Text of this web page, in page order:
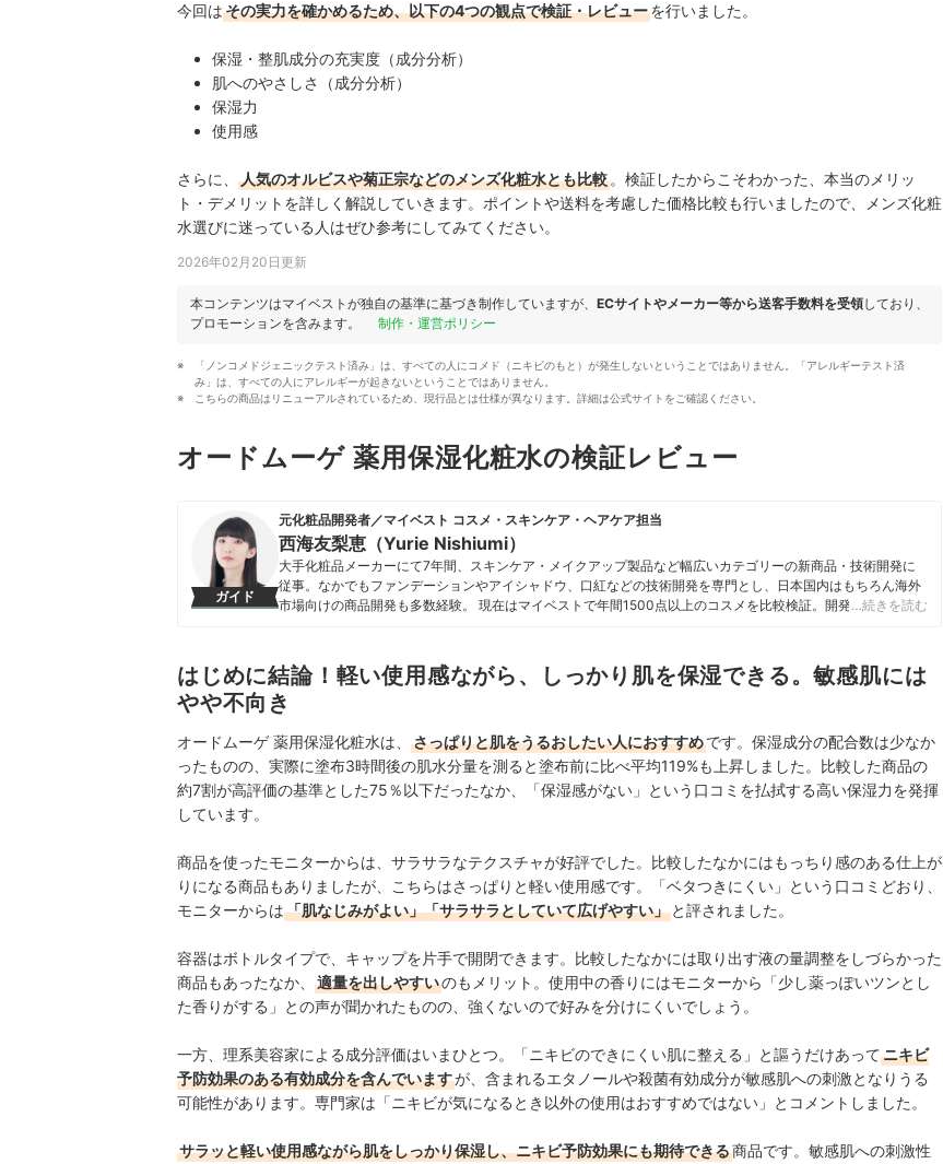
今回はその実力を確かめるため、以下の4つの観点で検証・レビューを行いました。
保湿・整肌成分の充実度（成分分析）
肌へのやさしさ（成分分析）
保湿力
使用感
さらに、 人気のオルビスや菊正宗などのメンズ化粧水とも比較 。検証したからこそわかった、本当のメリッ
ト・デメリットを詳しく解説していきます。ポイントや送料を考慮した価格比較も行いましたので、メンズ化粧
水選びに迷っている人はぜひ参考にしてみてください。
2026年02月20日更新
本コンテンツはマイベストが独自の基準に基づき制作していますが、 ECサイトやメーカー等から送客手数料を受領しており、
プロモーションを含みます。
制作・運営ポリシー
「ノンコメドジェニックテスト済み」は、すべての人にコメド（ニキビのもと）が発生しないということではありません。「アレルギーテスト済
み」は、すべての人にアレルギーが起きないということではありません。
こちらの商品はリニューアルされているため、現行品とは仕様が異なります。詳細は公式サイトをご確認ください。
オードムーゲ 薬用保湿化粧水の検証レビュー
ガイド
元化粧品開発者／マイベスト コスメ・スキンケア・ヘアケア担当
西海友梨恵（Yurie Nishiumi）
大手化粧品メーカーにて7年間、スキンケア・メイクアップ製品など幅広いカテゴリーの新商品・技術開発に
従事。なかでもファンデーションやアイシャドウ、口紅などの技術開発を専門とし、日本国内はもちろん海外
市場向けの商品開発も多数経験。 現在はマイベストで年間1500点以上のコスメを比較検証。開発現場で培っ
西海友梨恵（Yurie Nishiumi）のプロフィール
…続きを読む
はじめに結論！軽い使用感ながら、しっかり肌を保湿できる。敏感肌には
やや不向き
オードムーゲ 薬用保湿化粧水は、 さっぱりと肌をうるおしたい人におすすめです。保湿成分の配合数は少なか
ったものの、実際に塗布3時間後の肌水分量を測ると塗布前に比べ平均119%も上昇しました。比較した商品の
約7割が高評価の基準とした75％以下だったなか、「保湿感がない」という口コミを払拭する高い保湿力を発揮
しています。
商品を使ったモニターからは、サラサラなテクスチャが好評でした。比較したなかにはもっちり感のある仕上が
りになる商品もありましたが、こちらはさっぱりと軽い使用感です。「ベタつきにくい」という口コミどおり、
モニターからは「肌なじみがよい」「サラサラとしていて広げやすい」 と評されました。
容器はボトルタイプで、キャップを片手で開閉できます。比較したなかには取り出す液の量調整をしづらかった
商品もあったなか、
適量を出しやすいのもメリット。使用中の香りにはモニターから「少し薬っぽいツンとし
た香りがする」との声が聞かれたものの、強くないので好みを分けにくいでしょう。
一方、理系美容家による成分評価はいまひとつ。「ニキビのできにくい肌に整える」と謳うだけあってニキビ
予防効果のある有効成分を含んでいますが、含まれるエタノールや殺菌有効成分が敏感肌への刺激となりうる
可能性があります。専門家は「ニキビが気になるとき以外の使用はおすすめではない」とコメントしました。
サラッと軽い使用感ながら肌をしっかり保湿し、ニキビ予防効果にも期待できる商品です。敏感肌への刺激性